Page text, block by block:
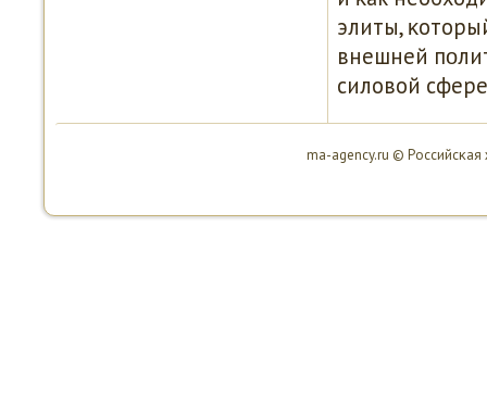
элиты,
внешней
силовой
ma-agency.ru ©